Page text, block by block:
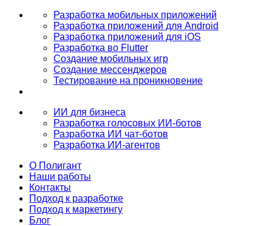
Разработка мобильных приложений
Разработка приложений для Android
Разработка приложений для iOS
Разработка во Flutter
Создание мобильных игр
Создание мессенджеров
Тестирование на проникновение
ИИ для бизнеса
Разработка голосовых ИИ-ботов
Разработка ИИ чат-ботов
Разработка ИИ-агентов
О Полигант
Наши работы
Контакты
Подход к разработке
Подход к маркетингу
Блог